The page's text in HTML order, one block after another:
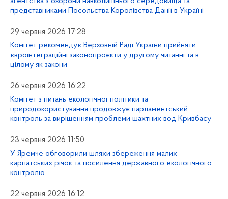
представниками Посольства Королівства Данії в Україні
29 червня 2026 17:28
Комітет рекомендує Верховній Раді України прийняти
євроінтеграційні законопроєкти у другому читанні та в
цілому як закони
26 червня 2026 16:22
Комітет з питань екологічної політики та
природокористування продовжує парламентський
контроль за вирішенням проблеми шахтних вод Кривбасу
23 червня 2026 11:50
У Яремче обговорили шляхи збереження малих
карпатських річок та посилення державного екологічного
контролю
22 червня 2026 16:12